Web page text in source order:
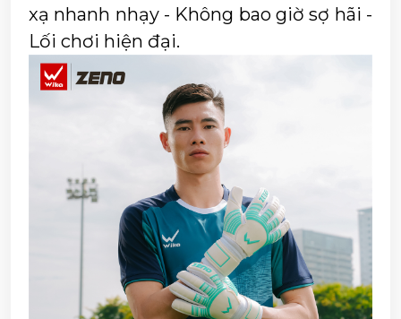
xạ nhanh nhạy - Không bao giờ sợ hãi -
Lối chơi hiện đại.